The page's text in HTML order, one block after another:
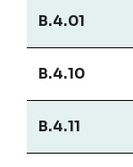
B.4.01
B.4.10
B.4.11